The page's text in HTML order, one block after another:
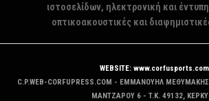
ιστοσελίδων, ηλεκτρονική και
οπτικοακουστικές και
WEBSITE: www.corfusports.com
C.P.WEB-CORFUPRESS.COM - ΕΜΜΑΝΟΥΗΛ
MANTZAΡΟΥ 6 - T.K. 49132,